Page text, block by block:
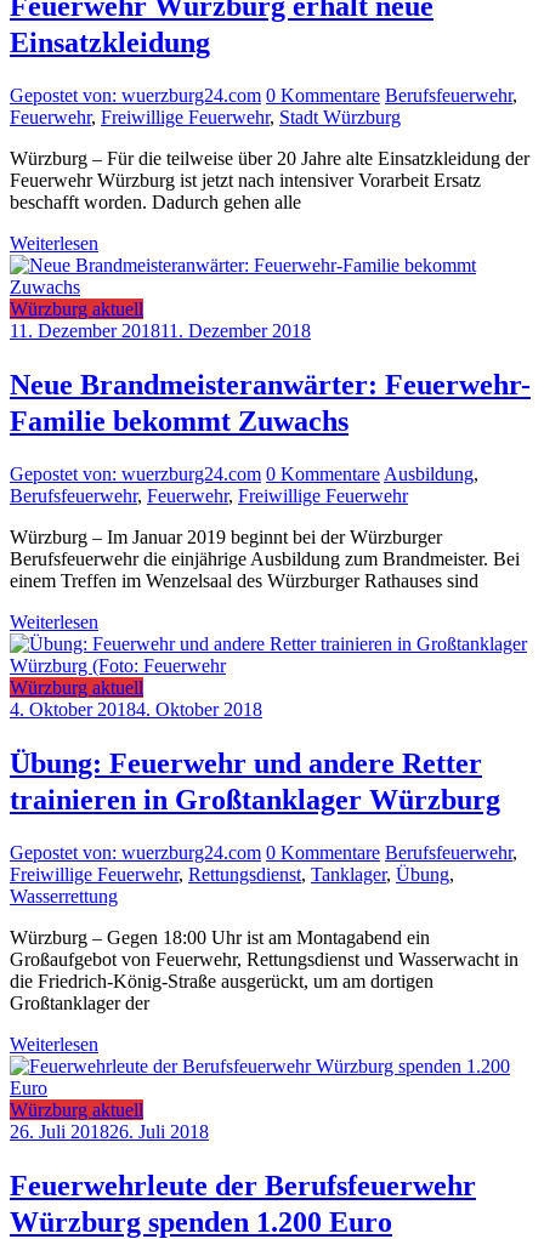
Einsatzkleidung
Gepostet von: wuerzburg24.com 0 Kommentare Berufsfeuerwehr,
Feuerwehr, Freiwillige Feuerwehr, Stadt Würzburg
Würzburg – Für die teilweise über 20 Jahre alte Einsatzkleidung der
Feuerwehr Würzburg ist jetzt nach intensiver Vorarbeit Ersatz
beschafft worden. Dadurch gehen alle
Weiterlesen
Würzburg aktuell
11. Dezember 201811. Dezember 2018
Neue Brandmeisteranwärter: Feuerwehr-
Familie bekommt Zuwachs
Gepostet von: wuerzburg24.com 0 Kommentare Ausbildung,
Berufsfeuerwehr, Feuerwehr, Freiwillige Feuerwehr
Würzburg – Im Januar 2019 beginnt bei der Würzburger
Berufsfeuerwehr die einjährige Ausbildung zum Brandmeister. Bei
einem Treffen im Wenzelsaal des Würzburger Rathauses sind
Weiterlesen
Würzburg aktuell
4. Oktober 20184. Oktober 2018
Übung: Feuerwehr und andere Retter
trainieren in Großtanklager Würzburg
Gepostet von: wuerzburg24.com 0 Kommentare Berufsfeuerwehr,
Freiwillige Feuerwehr, Rettungsdienst, Tanklager, Übung,
Wasserrettung
Würzburg – Gegen 18:00 Uhr ist am Montagabend ein
Großaufgebot von Feuerwehr, Rettungsdienst und Wasserwacht in
die Friedrich-König-Straße ausgerückt, um am dortigen
Großtanklager der
Weiterlesen
Würzburg aktuell
26. Juli 201826. Juli 2018
Feuerwehrleute der Berufsfeuerwehr
Würzburg spenden 1.200 Euro